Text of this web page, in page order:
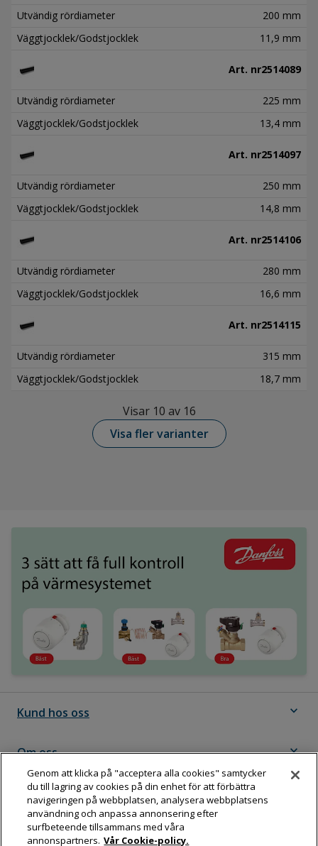
Utvändig rördiameter
200 mm
Väggtjocklek/Godstjocklek
11,9 mm
Art. nr2514089
Utvändig rördiameter
225 mm
Väggtjocklek/Godstjocklek
13,4 mm
Art. nr2514097
Utvändig rördiameter
250 mm
Väggtjocklek/Godstjocklek
14,8 mm
Art. nr2514106
Utvändig rördiameter
280 mm
Väggtjocklek/Godstjocklek
16,6 mm
Art. nr2514115
Utvändig rördiameter
315 mm
Väggtjocklek/Godstjocklek
18,7 mm
Visar 10 av 16
Visa fler varianter
Kund hos oss expand_more
Om oss expand_more
Följ Dahl
Genom att klicka på "acceptera alla cookies" samtycker
du till lagring av cookies på din enhet för att förbättra
navigeringen på webbplatsen, analysera webbplatsens
användning och anpassa annonsering efter
surfbeteende tillsammans med våra
annonspartners. Vår Cookie-policy.